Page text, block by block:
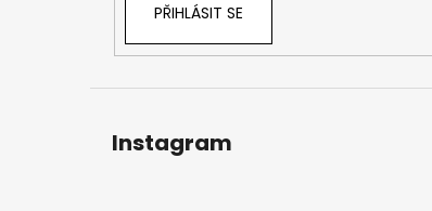
PŘIHLÁSIT SE
Instagram